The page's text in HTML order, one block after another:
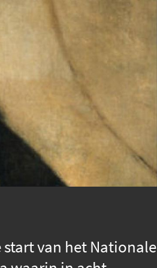
start van het Nationale